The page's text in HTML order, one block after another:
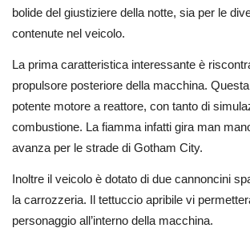
bolide del giustiziere della notte, sia per le
contenute nel veicolo.
La prima caratteristica interessante è
propulsore posteriore della macchina.
potente motore a reattore, con tanto di
combustione. La fiamma infatti gira man
avanza per le strade di Gotham City.
Inoltre il veicolo è dotato di due cannoncini
la carrozzeria. Il tettuccio apribile vi
personaggio all’interno della macchina.